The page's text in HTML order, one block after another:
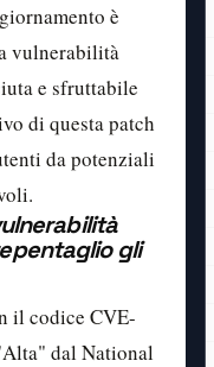
è
vulnerabilità
e sfruttabile
di questa patch
da potenziali
gli
il codice CVE-
dal National